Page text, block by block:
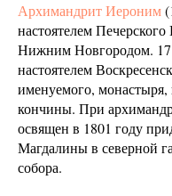
Архимандрит Иероним
настоятелем
Нижним Новгородом. 17
настоятелем
именуемого, монастыря,
кончины. При
освящен в 1801 году
Магдалины в северной
собора.